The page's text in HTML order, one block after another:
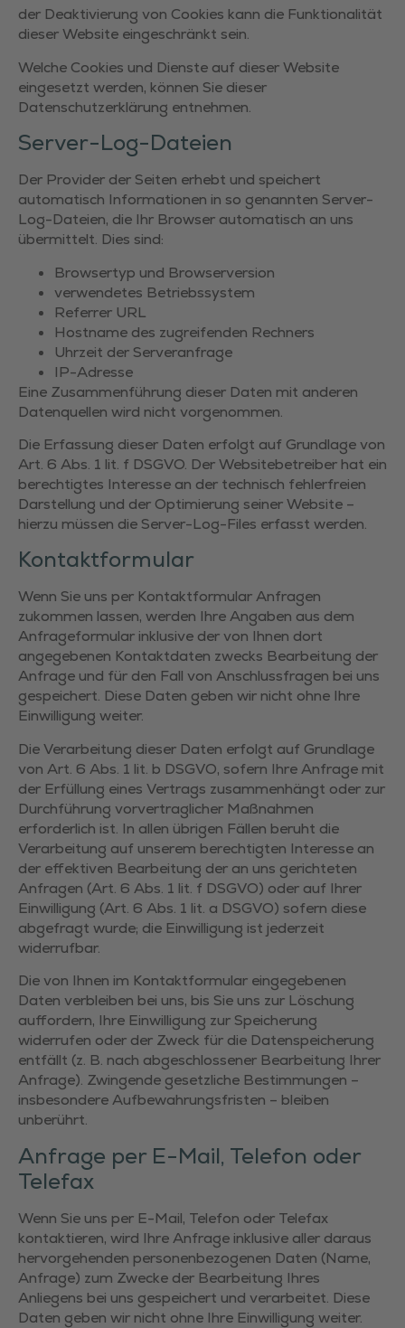
der Deaktivierung von Cookies kann die Funktionalität
dieser Website eingeschränkt sein.
Welche Cookies und Dienste auf dieser Website
eingesetzt werden, können Sie dieser
Datenschutzerklärung entnehmen.
Server-Log-Dateien
Der Provider der Seiten erhebt und speichert
automatisch Informationen in so genannten Server-
Log-Dateien, die Ihr Browser automatisch an uns
übermittelt. Dies sind:
Browsertyp und Browserversion
verwendetes Betriebssystem
Referrer URL
Hostname des zugreifenden Rechners
Uhrzeit der Serveranfrage
IP-Adresse
Eine Zusammenführung dieser Daten mit anderen
Datenquellen wird nicht vorgenommen.
Die Erfassung dieser Daten erfolgt auf Grundlage von
Art. 6 Abs. 1 lit. f DSGVO. Der Websitebetreiber hat ein
berechtigtes Interesse an der technisch fehlerfreien
Darstellung und der Optimierung seiner Website –
hierzu müssen die Server-Log-Files erfasst werden.
Kontaktformular
Wenn Sie uns per Kontaktformular Anfragen
zukommen lassen, werden Ihre Angaben aus dem
Anfrageformular inklusive der von Ihnen dort
angegebenen Kontaktdaten zwecks Bearbeitung der
Anfrage und für den Fall von Anschlussfragen bei uns
gespeichert. Diese Daten geben wir nicht ohne Ihre
Einwilligung weiter.
Die Verarbeitung dieser Daten erfolgt auf Grundlage
von Art. 6 Abs. 1 lit. b DSGVO, sofern Ihre Anfrage mit
der Erfüllung eines Vertrags zusammenhängt oder zur
Durchführung vorvertraglicher Maßnahmen
erforderlich ist. In allen übrigen Fällen beruht die
Verarbeitung auf unserem berechtigten Interesse an
der effektiven Bearbeitung der an uns gerichteten
Anfragen (Art. 6 Abs. 1 lit. f DSGVO) oder auf Ihrer
Einwilligung (Art. 6 Abs. 1 lit. a DSGVO) sofern diese
abgefragt wurde; die Einwilligung ist jederzeit
widerrufbar.
Die von Ihnen im Kontaktformular eingegebenen
Daten verbleiben bei uns, bis Sie uns zur Löschung
auffordern, Ihre Einwilligung zur Speicherung
widerrufen oder der Zweck für die Datenspeicherung
entfällt (z. B. nach abgeschlossener Bearbeitung Ihrer
Anfrage). Zwingende gesetzliche Bestimmungen –
insbesondere Aufbewahrungsfristen – bleiben
unberührt.
Anfrage per E-Mail, Telefon oder
Telefax
Wenn Sie uns per E-Mail, Telefon oder Telefax
kontaktieren, wird Ihre Anfrage inklusive aller daraus
hervorgehenden personenbezogenen Daten (Name,
Anfrage) zum Zwecke der Bearbeitung Ihres
Anliegens bei uns gespeichert und verarbeitet. Diese
Daten geben wir nicht ohne Ihre Einwilligung weiter.